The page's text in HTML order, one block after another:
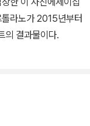
라노가 2015년부터
의 결과물이다.
‘소로’를 찾아 떠나
사를 하고 보통 사